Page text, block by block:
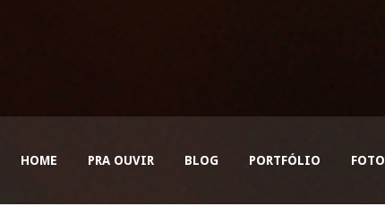
HOME PRA OUVIR BLOG PORTFÓLIO